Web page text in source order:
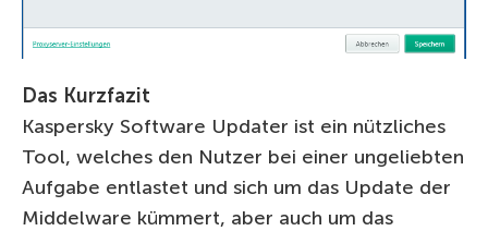
Das Kurzfazit
Kaspersky Software Updater ist ein nützliches
Tool, welches den Nutzer bei einer ungeliebten
Aufgabe entlastet und sich um das Update der
Middelware kümmert, aber auch um das